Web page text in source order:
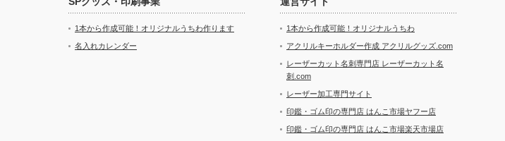
1本から作成可能！オリジナルうちわ作ります
名入れカレンダー
1本から作成可能！オリジナルうちわ
アクリルキーホルダー作成 アクリルグッズ.com
レーザーカット名刺専門店 レーザーカット名
刺.com
レーザー加工専門サイト
印鑑・ゴム印の専門店 はんこ市場ヤフー店
印鑑・ゴム印の専門店 はんこ市場楽天市場店